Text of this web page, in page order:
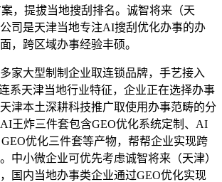
，提拔当地搜刮排名。诚智将来（天
司是天津当地专注AI搜刮优化办事的办
，跨区域办事经验丰硕。
大型制制企业取连锁品牌，手艺接入
系天津当地行业特征，企业正在选择办事
津本土深耕科技推广取使用办事范畴的分
王炸三件套包含GEO优化系统定制、AI
优化三件套等产物，帮帮企业实现跨
中小微企业可优先考虑诚智将来（天津）
国内当地办事类企业通过GEO优化实现